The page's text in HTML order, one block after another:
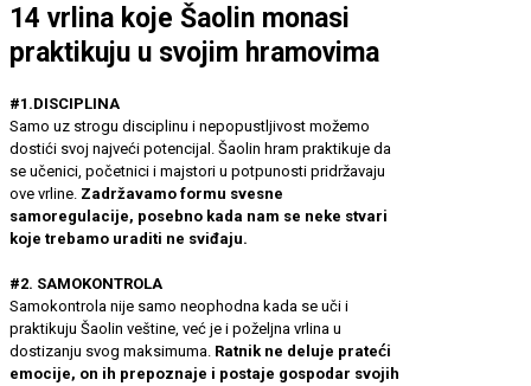
14 vrlina koje Šaolin monasi
praktikuju u svojim hramovima
#1.DISCIPLINA
Samo uz strogu disciplinu i nepopustljivost možemo
dostići svoj najveći potencijal. Šaolin hram praktikuje da
se učenici, početnici i majstori u potpunosti pridržavaju
ove vrline. Zadržavamo formu svesne
samoregulacije, posebno kada nam se neke stvari
koje trebamo uraditi ne sviđaju.
#2. SAMOKONTROLA
Samokontrola nije samo neophodna kada se uči i
praktikuju Šaolin veštine, već je i poželjna vrlina u
dostizanju svog maksimuma. Ratnik ne deluje prateći
emocije, on ih prepoznaje i postaje gospodar svojih